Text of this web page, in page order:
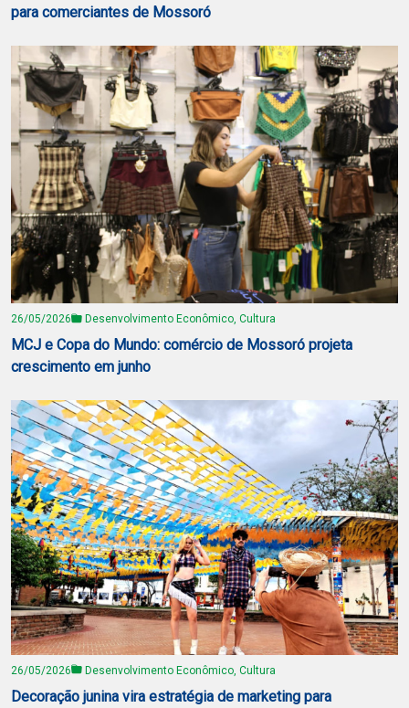
para comerciantes de Mossoró
26/05/2026 Desenvolvimento Econômico, Cultura
MCJ e Copa do Mundo: comércio de Mossoró projeta
crescimento em junho
26/05/2026 Desenvolvimento Econômico, Cultura
Decoração junina vira estratégia de marketing para